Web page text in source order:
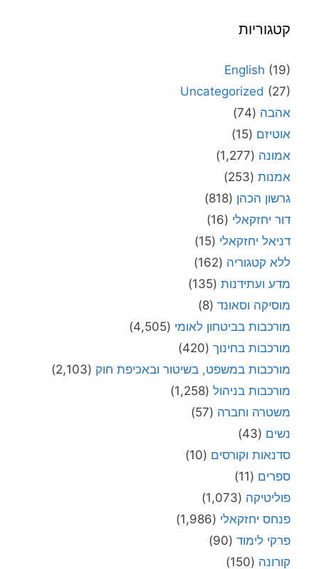
קטגוריות
English (19)
Uncategorized (27)
אהבה (74)
אוטיזם (15)
אמונה (1,277)
אמנות (253)
גרשון הכהן (818)
דור יחזקאלי (16)
דניאל יחזקאלי (15)
ללא קטגוריה (162)
מדע ועתידנות (135)
מוסיקה וסאונד (8)
מורכבות בביטחון לאומי (4,505)
מורכבות בחינוך (420)
מורכבות במשפט, בשיטור ובאכיפת חוק (2,103)
מורכבות בניהול (1,258)
משטרה וחברה (57)
נשים (43)
סדנאות וקורסים (10)
ספרים (11)
פוליטיקה (1,073)
פנחס יחזקאלי (1,986)
פרקי לימוד (90)
קורונה (150)